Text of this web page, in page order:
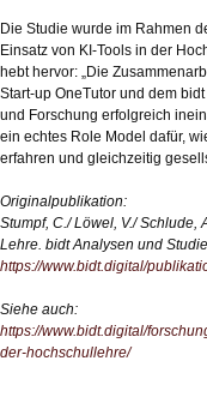
Die Studie wurde im Rahmen
Einsatz von KI-Tools in der
hebt hervor: „Die
Start-up OneTutor und dem
und Forschung erfolgreich
ein echtes Role Model dafür,
erfahren und gleichzeitig
Originalpublikation:
Stumpf, C./ Löwel, V./ Schlude,
Lehre. bidt Analysen und
https://www.bidt.digital/
Siehe auch:
https://www.bidt.digital/
der-hochschullehre/